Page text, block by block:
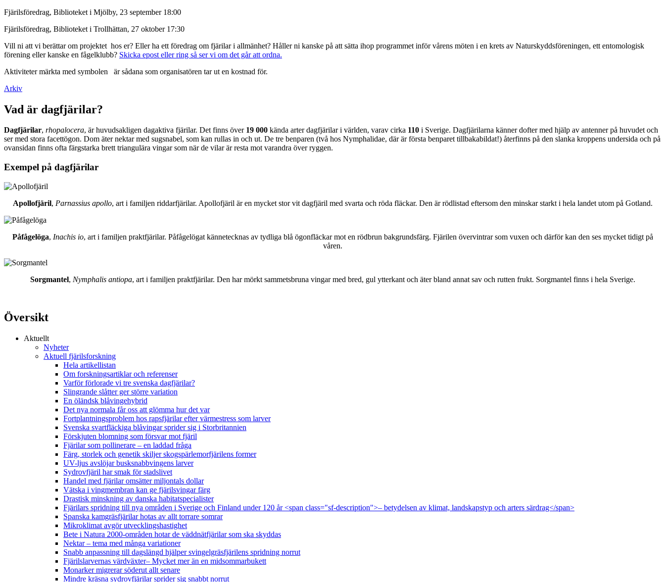
Fjärilsföredrag, Biblioteket i Mjölby, 23 september 18:00
Fjärilsföredrag, Biblioteket i Trollhättan, 27 oktober 17:30
Vill ni att vi berättar om projektet hos er? Eller ha ett föredrag om fjärilar i allmänhet? Håller ni kanske på att sätta ihop programmet inför vårens möten i en krets av Naturskyddsföreningen, ett entomologisk
förening eller kanske en fågelklubb? Skicka epost eller ring så ser vi om det går att ordna.
Aktiviteter märkta med symbolen
är sådana som organisatören tar ut en kostnad för.
Arkiv
Vad är dagfjärilar?
Dagfjärilar, rhopalocera, är huvudsakligen dagaktiva fjärilar. Det finns över 19 000 kända arter dagfjärilar i världen, varav cirka 110 i Sverige. Dagfjärilarna känner dofter med hjälp av antenner på huvudet och
ser med stora facettögon. Dom äter nektar med sugsnabel, som kan rullas in och ut. De tre benparen (två hos Nymphalidae, där är första benparet tillbakabildat!) återfinns på den slanka kroppens undersida och på
ovansidan finns ofta färgstarka brett triangulära vingar som när de vilar är resta mot varandra över ryggen.
Exempel på dagfjärilar
Apollofjäril, Parnassius apollo, art i familjen riddarfjärilar. Apollofjäril är en mycket stor vit dagfjäril med svarta och röda fläckar. Den är rödlistad eftersom den minskar starkt i hela landet utom på Gotland.
Påfågelöga, Inachis io, art i familjen praktfjärilar. Påfågelögat kännetecknas av tydliga blå ögonfläckar mot en rödbrun bakgrundsfärg. Fjärilen övervintrar som vuxen och därför kan den ses mycket tidigt på
våren.
Sorgmantel, Nymphalis antiopa, art i familjen praktfjärilar. Den har mörkt sammetsbruna vingar med bred, gul ytterkant och äter bland annat sav och rutten frukt. Sorgmantel finns i hela Sverige.
Översikt
Aktuellt
Nyheter
Aktuell fjärilsforskning
Hela artikellistan
Om forskningsartiklar och referenser
Varför förlorade vi tre svenska dagfjärilar?
Slingrande slåtter ger större variation
En öländsk blåvingehybrid
Det nya normala får oss att glömma hur det var
Fortplantningsproblem hos rapsfjärilar efter värmestress som larver
Svenska svartfläckiga blåvingar sprider sig i Storbritannien
Förskjuten blomning som försvar mot fjäril
Fjärilar som pollinerare – en laddad fråga
Färg, storlek och genetik skiljer skogspärlemorfjärilens former
UV-ljus avslöjar busksnabbvingens larver
Sydrovfjäril har smak för stadslivet
Handel med fjärilar omsätter miljontals dollar
Vätska i vingmembran kan ge fjärilsvingar färg
Drastisk minskning av danska habitatspecialister
Fjärilars spridning till nya områden i Sverige och Finland under 120 år <span class="sf-description">– betydelsen av klimat, landskapstyp och arters särdrag</span>
Spanska kamgräsfjärilar hotas av allt torrare somrar
Mikroklimat avgör utvecklingshastighet
Bete i Natura 2000-områden hotar de väddnätfjärilar som ska skyddas
Nektar – tema med många variationer
Snabb anpassning till dagslängd hjälper svingelgräsfjärilens spridning norrut
Fjärilslarvernas värdväxter– Mycket mer än en midsommarbukett
Monarker migrerar söderut allt senare
Mindre kräsna sydrovfjärilar sprider sig snabbt norrut